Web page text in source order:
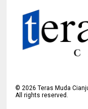
©2026 Teras Muda
All rights reserved.